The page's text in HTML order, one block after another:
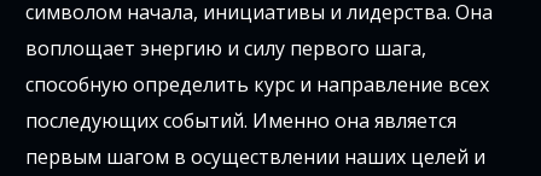
символом начала, инициативы и лидерства. Она
воплощает энергию и силу первого шага,
способную определить курс и направление всех
последующих событий. Именно она является
первым шагом в осуществлении наших целей и